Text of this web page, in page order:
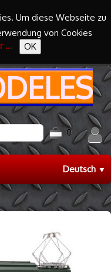
Um diese Webseite zu
von Cookies
... OK
0
Deutsch▼